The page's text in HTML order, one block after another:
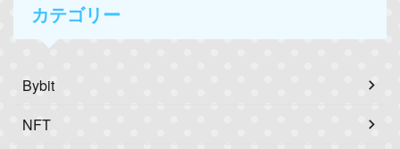
カテゴリー
Bybit
NFT